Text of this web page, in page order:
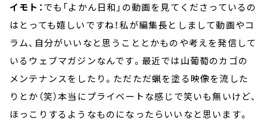
イモト：でも「よかん日和」の動画を見てくださっているの
はとっても嬉しいですね！私が編集長としまして動画やコ
ラム、自分がいいなと思うこととかものや考えを発信して
いるウェブマガジンなんです。最近では山葡萄のカゴの
メンテナンスをしたり。ただただ蝋を塗る映像を流した
りとか（笑）本当にプライベートな感じで笑いも無いけど、
ほっこりするようなものになったらいいなと思います。